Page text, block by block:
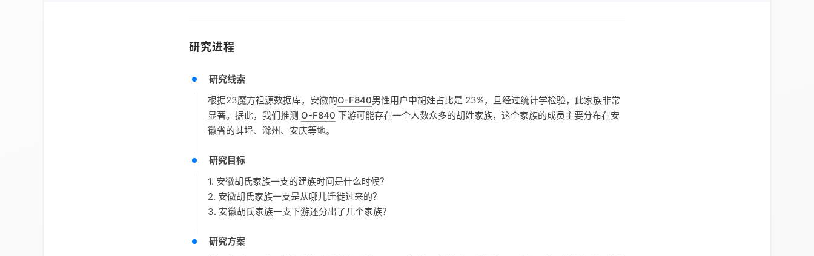
研究进程
研究线索
根据23魔方祖源数据库，安徽的O-F840男性用户中胡姓占比是 23%，且经过统计学检验，此家族非常
显著。据此，我们推测 O-F840 下游可能存在一个人数众多的胡姓家族，这个家族的成员主要分布在安
徽省的蚌埠、滁州、安庆等地。
研究目标
1. 安徽胡氏家族一支的建族时间是什么时候？
2. 安徽胡氏家族一支是从哪儿迁徙过来的？
3. 安徽胡氏家族一支下游还分出了几个家族？
研究方案